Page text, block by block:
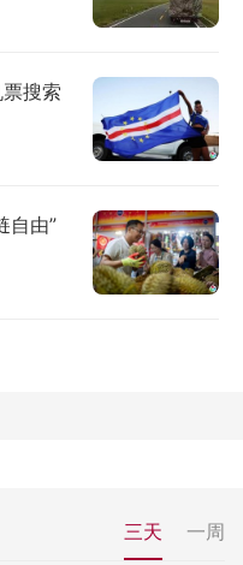
搜索
自由”
三天 一周